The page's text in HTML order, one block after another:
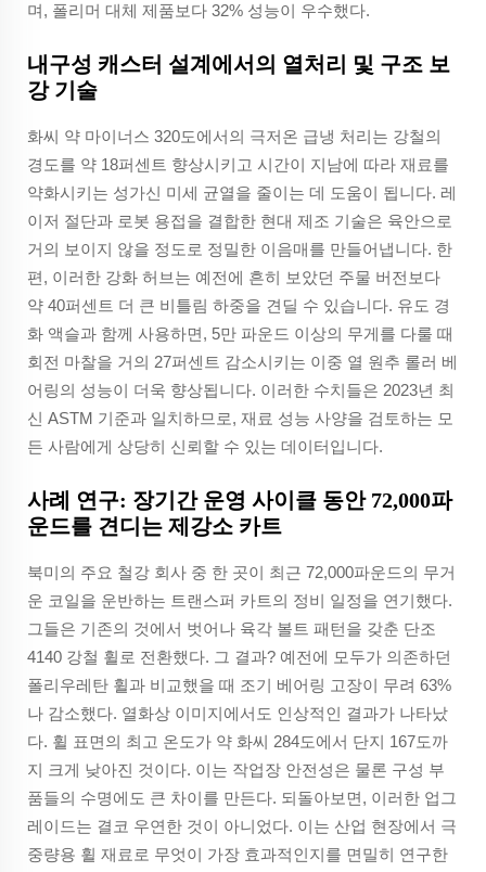
며, 폴리머 대체 제품보다 32% 성능이 우수했다.
내구성 캐스터 설계에서의 열처리 및 구조 보
강 기술
화씨 약 마이너스 320도에서의 극저온 급냉 처리는 강철의
경도를 약 18퍼센트 향상시키고 시간이 지남에 따라 재료를
약화시키는 성가신 미세 균열을 줄이는 데 도움이 됩니다. 레
이저 절단과 로봇 용접을 결합한 현대 제조 기술은 육안으로
거의 보이지 않을 정도로 정밀한 이음매를 만들어냅니다. 한
편, 이러한 강화 허브는 예전에 흔히 보았던 주물 버전보다
약 40퍼센트 더 큰 비틀림 하중을 견딜 수 있습니다. 유도 경
화 액슬과 함께 사용하면, 5만 파운드 이상의 무게를 다룰 때
회전 마찰을 거의 27퍼센트 감소시키는 이중 열 원추 롤러 베
어링의 성능이 더욱 향상됩니다. 이러한 수치들은 2023년 최
신 ASTM 기준과 일치하므로, 재료 성능 사양을 검토하는 모
든 사람에게 상당히 신뢰할 수 있는 데이터입니다.
사례 연구: 장기간 운영 사이클 동안 72,000파
운드를 견디는 제강소 카트
북미의 주요 철강 회사 중 한 곳이 최근 72,000파운드의 무거
운 코일을 운반하는 트랜스퍼 카트의 정비 일정을 연기했다.
그들은 기존의 것에서 벗어나 육각 볼트 패턴을 갖춘 단조
4140 강철 휠로 전환했다. 그 결과? 예전에 모두가 의존하던
폴리우레탄 휠과 비교했을 때 조기 베어링 고장이 무려 63%
나 감소했다. 열화상 이미지에서도 인상적인 결과가 나타났
다. 휠 표면의 최고 온도가 약 화씨 284도에서 단지 167도까
지 크게 낮아진 것이다. 이는 작업장 안전성은 물론 구성 부
품들의 수명에도 큰 차이를 만든다. 되돌아보면, 이러한 업그
레이드는 결코 우연한 것이 아니었다. 이는 산업 현장에서 극
중량용 휠 재료로 무엇이 가장 효과적인지를 면밀히 연구한